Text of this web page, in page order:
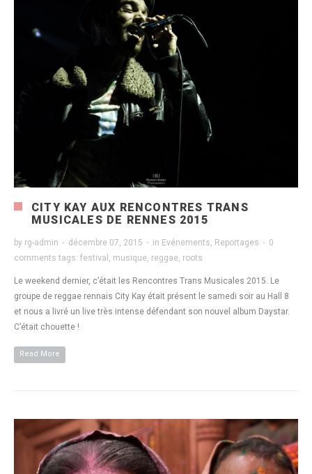
CITY KAY AUX RENCONTRES TRANS
MUSICALES DE RENNES 2015
by rg-admin · décembre 07, 2015 · in Evénements Reportages · 0
comments tags: festival musique reggae roots
Le weekend dernier, c’était les Rencontres Trans Musicales 2015. Le
groupe de reggae rennais City Kay était présent le samedi soir au Hall 8
et nous a livré un live très intense défendant son nouvel album Daystar.
C’était chouette !
Read More